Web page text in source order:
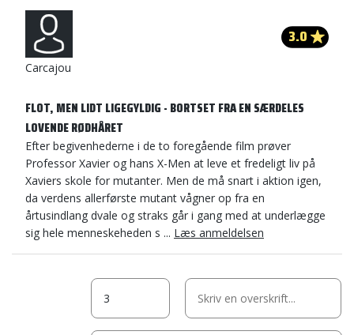
Carcajou
3.0
FLOT, MEN LIDT LIGEGYLDIG - BORTSET FRA EN SÆRDELES
LOVENDE RØDHÅRET
Efter begivenhederne i de to foregående film prøver
Professor Xavier og hans X-Men at leve et fredeligt liv på
Xaviers skole for mutanter. Men de må snart i aktion igen,
da verdens allerførste mutant vågner op fra en
årtusindlang dvale og straks går i gang med at underlægge
sig hele menneskeheden s ... Læs anmeldelsen